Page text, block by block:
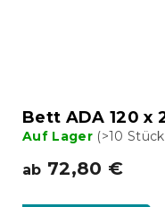
Bett ADA 120 x
Auf Lager (>10
ab 72,80 €